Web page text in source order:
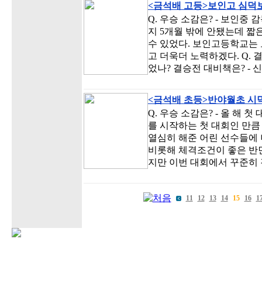
<금석배 고등>보인고 심덕
Q. 우승 소감은? - 보인중
지 5개월 밖에 안됐는데 짧
수 있었다. 보인고등학교
고 더욱더 노력하겠다. Q.
었나? 결승전 대비책은? -
<금석배 초등>반야월초 시
Q. 우승 소감은? - 올 해 첫
를 시작하는 첫 대회인 만
열심히 해준 어린 선수들
비롯해 체격조건이 좋은
지만 이번 대회에서 꾸준
11 12 13 14 15 16